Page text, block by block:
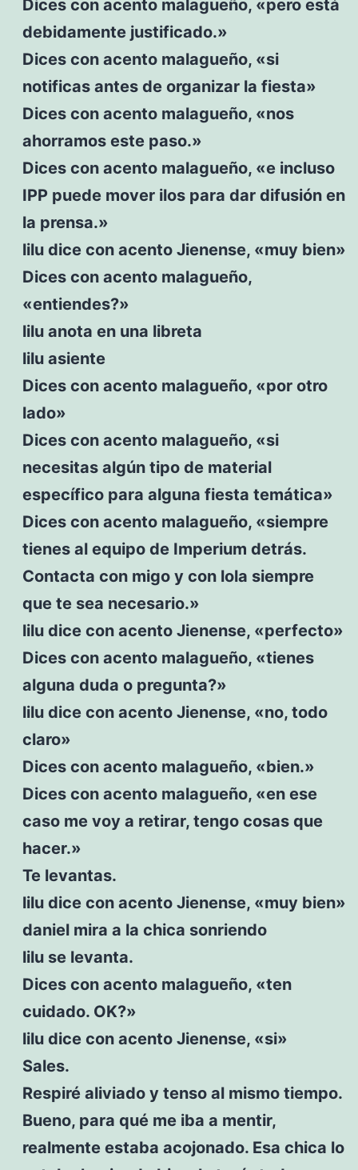
Dices con acento malagueño, «pero está
debidamente justificado.»
Dices con acento malagueño, «si
notificas antes de organizar la fiesta»
Dices con acento malagueño, «nos
ahorramos este paso.»
Dices con acento malagueño, «e incluso
IPP puede mover ilos para dar difusión en
la prensa.»
lilu dice con acento Jienense, «muy bien»
Dices con acento malagueño,
«entiendes?»
lilu anota en una libreta
lilu asiente
Dices con acento malagueño, «por otro
lado»
Dices con acento malagueño, «si
necesitas algún tipo de material
específico para alguna fiesta temática»
Dices con acento malagueño, «siempre
tienes al equipo de Imperium detrás.
Contacta con migo y con lola siempre
que te sea necesario.»
lilu dice con acento Jienense, «perfecto»
Dices con acento malagueño, «tienes
alguna duda o pregunta?»
lilu dice con acento Jienense, «no, todo
claro»
Dices con acento malagueño, «bien.»
Dices con acento malagueño, «en ese
caso me voy a retirar, tengo cosas que
hacer.»
Te levantas.
lilu dice con acento Jienense, «muy bien»
daniel mira a la chica sonriendo
lilu se levanta.
Dices con acento malagueño, «ten
cuidado. OK?»
lilu dice con acento Jienense, «si»
Sales.
Respiré aliviado y tenso al mismo tiempo.
Bueno, para qué me iba a mentir,
realmente estaba acojonado. Esa chica lo